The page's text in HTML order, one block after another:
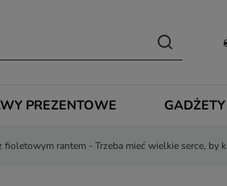
PREZENTOWE
fioletowym rantem - Trzeba mieć wielkie serce, by